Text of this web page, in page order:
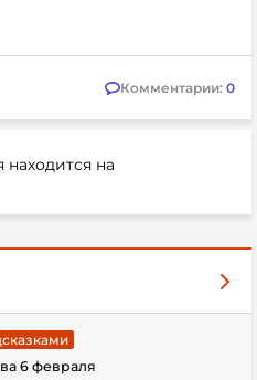
Комментарии: 0
на
6 февраля